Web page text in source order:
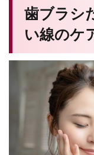
歯ブラシ
い線のケ